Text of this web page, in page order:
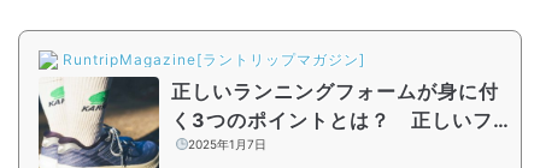
RuntripMagazine[ラントリップマガジン]
正しいランニングフォームが身に付
く3つのポイントとは？ 正しいフ
ォームをサポートするカルフ『FUSI
2025年1月7日